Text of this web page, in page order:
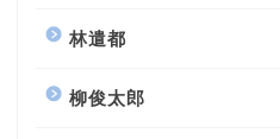
林遣都
柳俊太郎